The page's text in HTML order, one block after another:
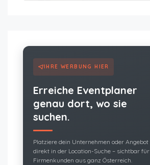
IHRE WERBUNG HIER
Erreiche Eventplaner
genau dort, wo sie
suchen.
Platziere dein Unternehmen oder Angebot
direkt in der Location-Suche – sichtbar für
Firmenkunden aus ganz Österreich.